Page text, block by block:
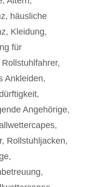
, häusliche
, Kleidung,
für
,
Ankleiden,
,
Angehörige,
,
, Rollstuhljacken,
,
,